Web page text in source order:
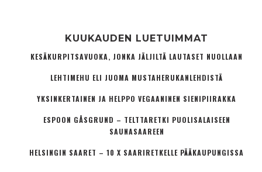
KUUKAUDEN LUETUIMMAT
KESÄKURPITSAVUOKA, JONKA JÄLJILTÄ LAUTASET NUOLLAAN
LEHTIMEHU ELI JUOMA MUSTAHERUKANLEHDISTÄ
YKSINKERTAINEN JA HELPPO VEGAANINEN SIENIPIIRAKKA
ESPOON GÅSGRUND – TELTTARETKI PUOLISALAISEEN
SAUNASAAREEN
HELSINGIN SAARET – 10 X SAARIRETKELLE PÄÄKAUPUNGISSA